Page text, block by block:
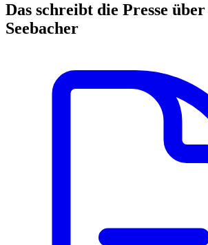
Das schreibt die Presse
Seebacher